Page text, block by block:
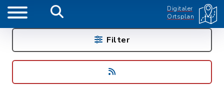
Digitaler
Ortsplan
Filter